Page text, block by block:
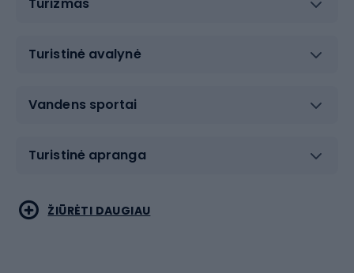
Turizmas
Turistinė avalynė
Vandens sportai
Turistinė apranga
Bėgimas
Koviniai sportai
ŽIŪRĖTI DAUGIAU